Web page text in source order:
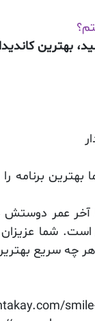
بهترین
برنامه
عمر دوستش
شما عزیزان
چه سریع بهترین